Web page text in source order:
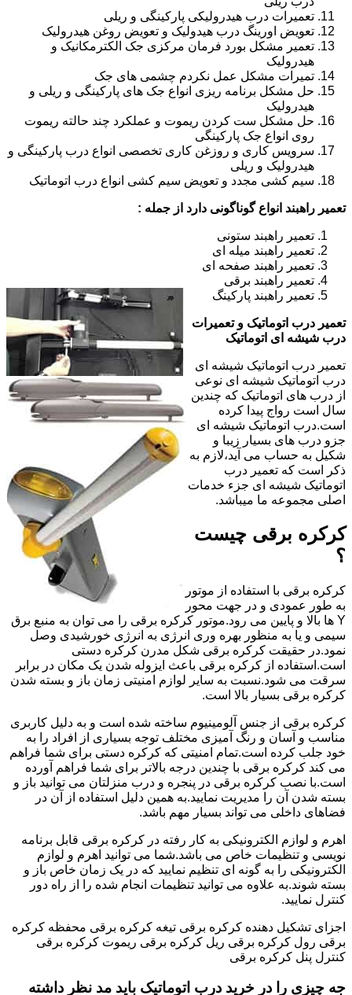
تعمیرات درب هیدرولیکی پارکینگی و ریلی
تعویض اورینگ درب هیدولیک و تعویض روغن هیدرولیک
تعمیر مشکل بورد فرمان مرکزی جک الکترمکانیک و
هیدرولیک
تمیرات مشکل عمل نکردم چشمی های جک
حل مشکل برنامه ریزی انواع جک های پارکینگی و ریلی و
هیدرولیک
حل مشکل ست کردن ریموت و عملکرد چند حالته ریموت
روی انواع جک پارکینگی
سرویس کاری و روزغن کاری تخصصی انواع درب پارکینگی و
هیدرولیک و ریلی
سیم کشی مجدد و تعویض سیم کشی انواع درب اتوماتیک
تعمیر راهبند انواع گوناگونی دارد از جمله :
تعمیر راهبند ستونی
تعمیر راهبند میله ای
تعمیر راهبند صفحه ای
تعمیر راهبند برقی
تعمیر راهبند پارکینگ
تعمیر درب اتوماتیک و تعمیرات
درب شیشه ای اتوماتیک
تعمیر درب اتوماتیک شیشه ای
درب اتوماتیک شیشه ای نوعی
از درب های اتوماتیک که چندین
سال است رواج پیدا کرده
است.درب اتوماتیک شیشه ای
جزو درب های بسیار زیبا و
شکیل به حساب می آید،لازم به
ذکر است که تعمیر درب
اتوماتیک شیشه ای جزء خدمات
اصلی مجموعه ما میباشد.
کرکره برقی چیست
؟
کرکره برقی با استفاده از موتور
به طور عمودی و در جهت محور
Y ها بالا و پایین می رود.موتور کرکره برقی را می توان به منبع برق
سیمی و یا به منظور بهره وری انرژی به انرژی خورشیدی وصل
نمود.در حقیقت کرکره برقی شکل مدرن کرکره دستی
است.استفاده از کرکره برقی باعث ایزوله شدن یک مکان در برابر
سرقت می شود.نسبت به سایر لوازم امنیتی زمان باز و بسته شدن
کرکره برقی بسیار بالا است.
کرکره برقی از جنس آلومینیوم ساخته شده است و به دلیل کاربری
مناسب و آسان و رنگ آمیزی مختلف توجه بسیاری از افراد را به
خود جلب کرده است.تمام امنیتی که کرکره دستی برای شما فراهم
می کند کرکره برقی با چندین درجه بالاتر برای شما فراهم آورده
است.با نصب کرکره برقی در پنجره و درب منزلتان می توانید باز و
بسته شدن آن را مدیریت نمایید.به همین دلیل استفاده از آن در
فضاهای داخلی می تواند بسیار مهم باشد.
اهرم و لوازم الکترونیکی به کار رفته در کرکره برقی قابل برنامه
نویسی و تنظیمات خاص می باشد.شما می توانید اهرم و لوازم
الکترونیکی را به گونه ای تنظیم نمایید که در یک زمان خاص باز و
بسته شوند.به علاوه می توانید تنظیمات انجام شده را از راه دور
کنترل نمایید.
اجزای تشکیل دهنده کرکره برقی تیغه کرکره برقی محفظه کرکره
برقی رول کرکره برقی ریل کرکره برقی ریموت کرکره برقی
کنترل پنل کرکره برقی
جه چیزی را در خرید درب اتوماتیک باید مد نظر داشته